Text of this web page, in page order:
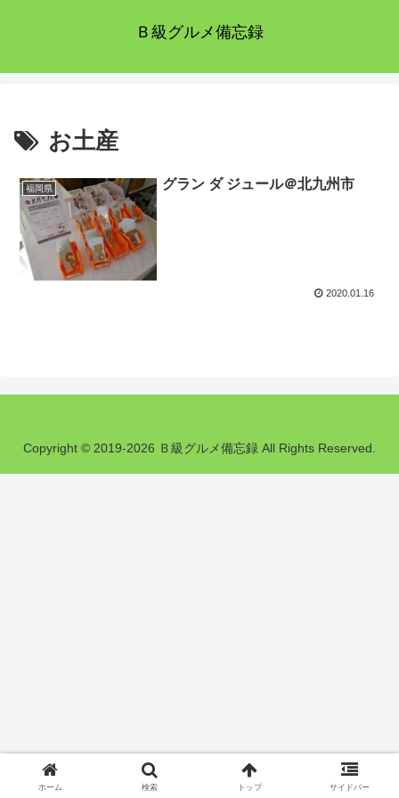
Ｂ級グルメ備忘録
お土産
福岡県 グラン ダ ジュール＠北九州市
2020.01.16
Copyright © 2019-2026 Ｂ級グルメ備忘録 All Rights Reserved.
ホーム 検索 トップ サイドバー